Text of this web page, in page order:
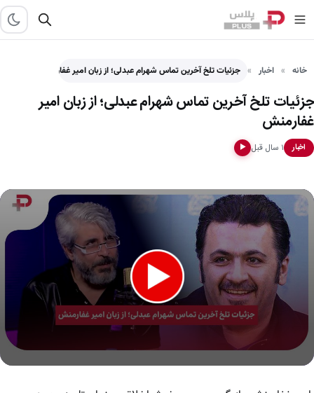
خانه اخبار جزئیات تلخ آخرین تماس شهرام عبدلی؛ از زبان امیر غفارمنش
جزئیات تلخ آخرین تماس شهرام عبدلی؛ از زبان امیر
غفارمنش
اخبار ۱ سال قبل ▶